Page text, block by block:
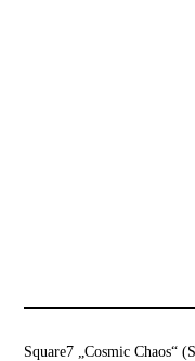
Square7 „Cosmic Chaos“